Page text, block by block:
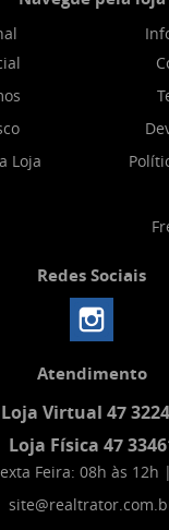
Loja
Redes Sociais
Atendimento
Loja Virtual 47
Loja Física 47
Feira: 08h às